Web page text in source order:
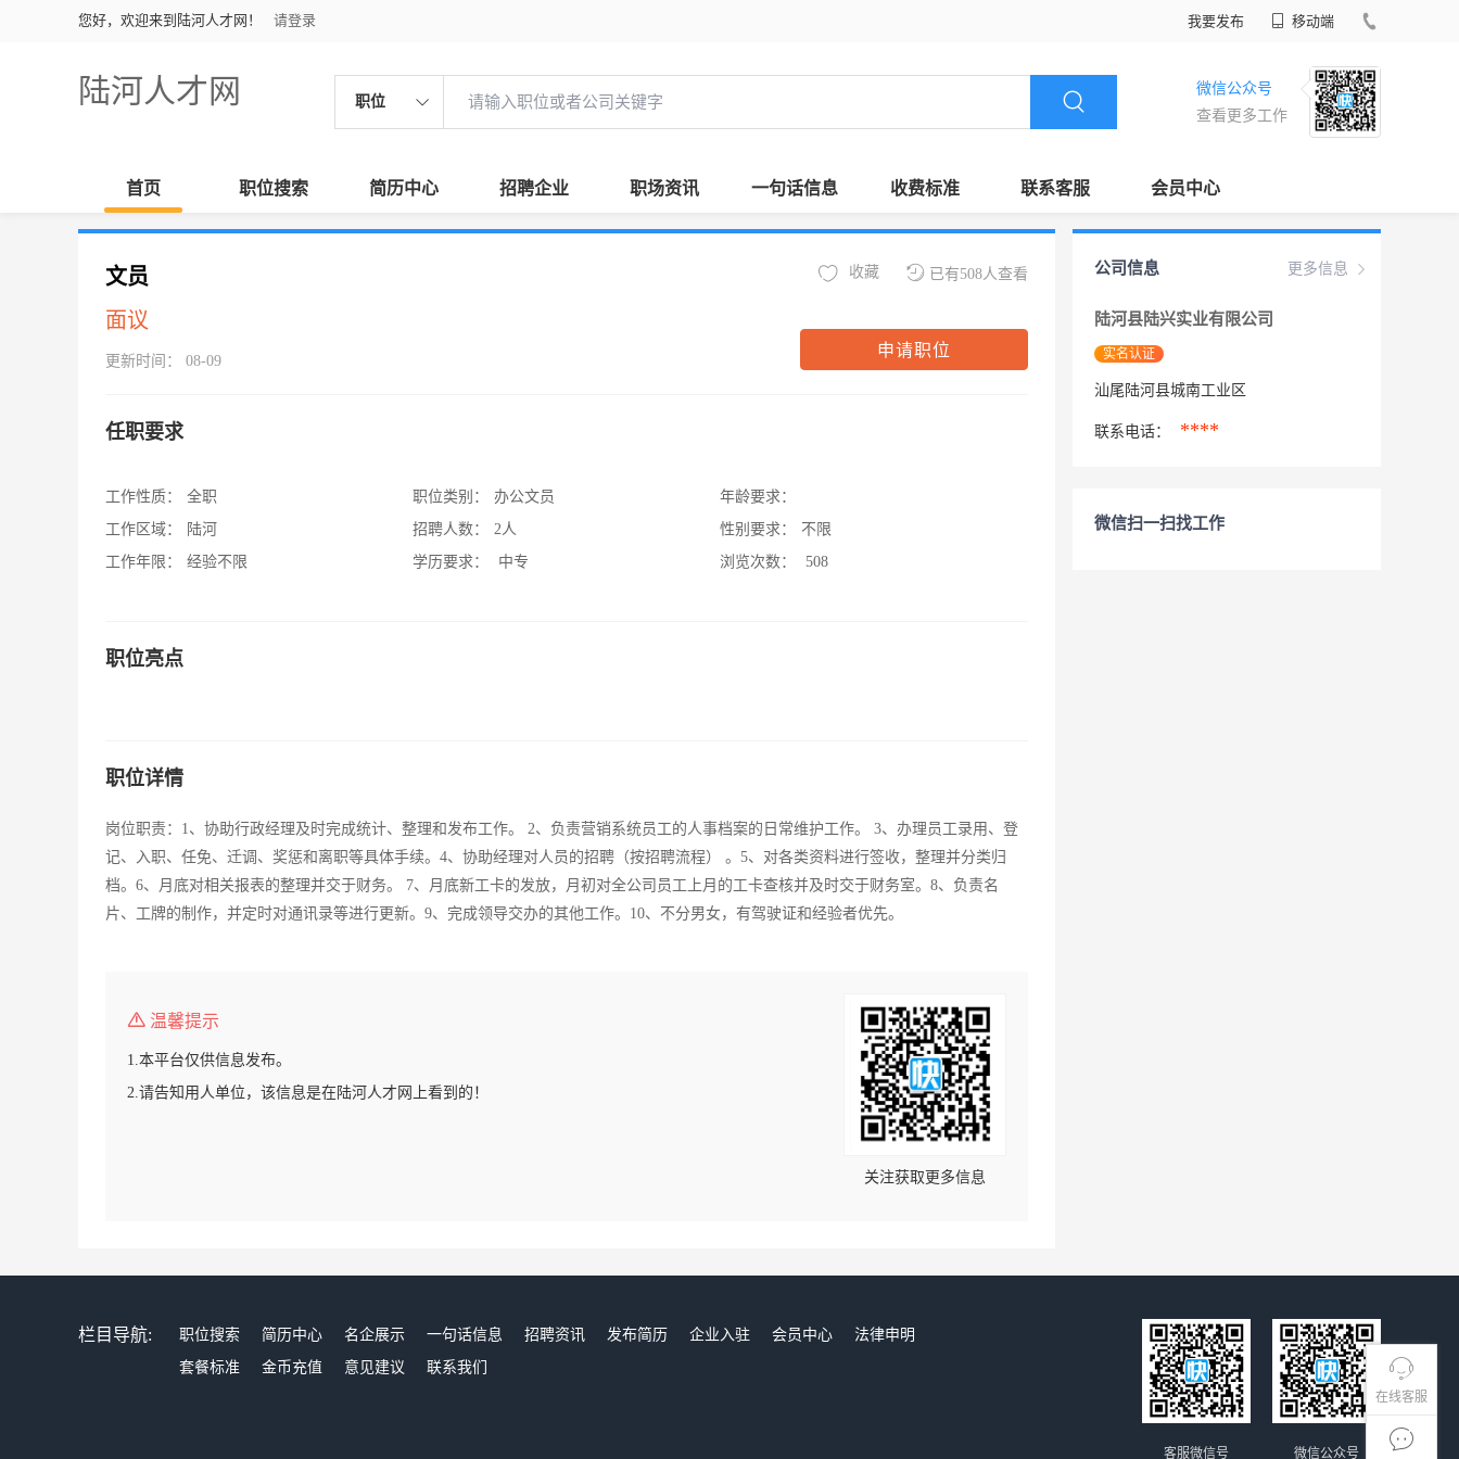
您好，欢迎来到陆河人才网！ 请登录 我要发布 移动端
陆河人才网 职位
微信公众号
查看更多工作
首页 职位搜索 简历中心 招聘企业 职场资讯 一句话信息 收费标准 联系客服 会员中心
在线客服
文员
面议
更新时间： 08-09
已有508人查看
收藏
申请职位
任职要求
工作性质：
全职
工作区域：
陆河
工作年限：
经验不限
职位类别：
办公文员
招聘人数：
2人
学历要求：
中专
年龄要求：
性别要求：
不限
浏览次数：
508
职位亮点
职位详情
岗位职责：1、协助行政经理及时完成统计、整理和发布工作。 2、负责营销系统员工的人事档案的日常维护工作。 3、办理员工录用、登
记、入职、任免、迁调、奖惩和离职等具体手续。4、协助经理对人员的招聘（按招聘流程） 。5、对各类资料进行签收，整理并分类归
档。6、月底对相关报表的整理并交于财务。 7、月底新工卡的发放，月初对全公司员工上月的工卡查核并及时交于财务室。8、负责名
片、工牌的制作，并定时对通讯录等进行更新。9、完成领导交办的其他工作。10、不分男女，有驾驶证和经验者优先。
温馨提示
1.本平台仅供信息发布。
2.请告知用人单位，该信息是在陆河人才网上看到的！
关注获取更多信息
更多信息
公司信息
陆河县陆兴实业有限公司
实名认证
汕尾陆河县城南工业区
联系电话： ****
微信扫一扫找工作
栏目导航: 职位搜索 简历中心 名企展示 一句话信息 招聘资讯 发布简历 企业入驻 会员中心
法律申明
套餐标准
金币充值 意见建议 联系我们
微信公众号
客服微信号